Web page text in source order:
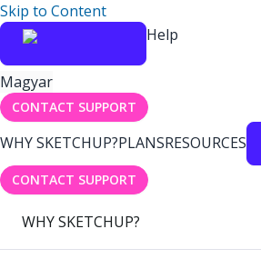
Skip to Content
Help
Magyar
CONTACT SUPPORT
WHY SKETCHUP?PLANSRESOURCES
CONTACT SUPPORT
WHY SKETCHUP?